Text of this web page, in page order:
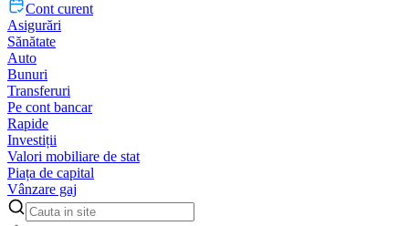
Cont curent
Asigurări
Sănătate
Auto
Bunuri
Transferuri
Pe cont bancar
Rapide
Investiții
Valori mobiliare de stat
Piața de capital
Vânzare gaj